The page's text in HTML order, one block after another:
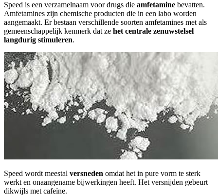
Speed is een verzamelnaam voor drugs die amfetamine bevatten.
Amfetamines zijn chemische producten die in een labo worden
aangemaakt. Er bestaan verschillende soorten amfetamines met als
gemeenschappelijk kenmerk dat ze het centrale zenuwstelsel
langdurig stimuleren.
Speed wordt meestal versneden omdat het in pure vorm te sterk
werkt en onaangename bijwerkingen heeft. Het versnijden gebeurt
dikwijls met cafeïne.